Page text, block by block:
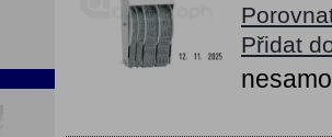
Přidat